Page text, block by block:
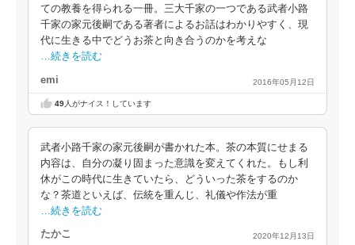
ての教養を得られる一冊。三大千家の一つである武者小路
千家の家元後嗣である著者によるお話はわかりやすく、現
代に生きる中でどうお茶と向き合うのかを考えな
…続きを読む
emi 2016年05月12日
49人がナイス！しています
武者小路千家の家元後嗣が書かれた本。茶の本質にせまる
内容は、自分の凝り固まった意識を変えてくれた。もし利
休がこの時代に生きていたら、どういった茶をするのか
な？茶道といえば、伝統を重んじ、礼儀や作法が重
…続きを読む
たかこ 2020年12月13日